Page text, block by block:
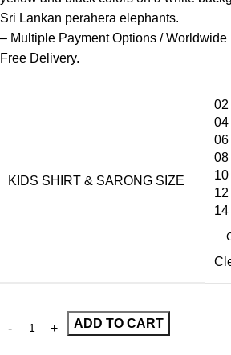
Sri Lankan perahera elephants.
– Multiple Payment Options /
Free Delivery.
KIDS SHIRT & SARONG SIZE
02
04
06
08
10
12
14
ADD TO CART